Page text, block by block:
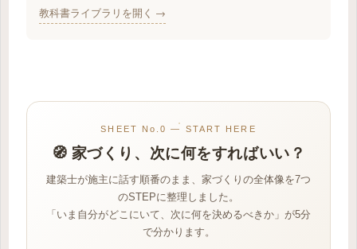
教科書ライブラリを開く →
SHEET No.0 — START HERE
🧭 家づくり、次に何をすればいい？
建築士が施主に話す順番のまま、家づくりの全体像を7つ
のSTEPに整理しました。
「いま自分がどこにいて、次に何を決めるべきか」が5分
で分かります。